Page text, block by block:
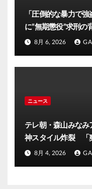
「圧倒的な暴力で
に”無期懲役”求刑
ほど悪質だと検察が
8月 6, 2026
ニュース
テレ朝・森山みな
神スタイル炸裂 「
合い」(J-CASTニュー
8月 4, 2026